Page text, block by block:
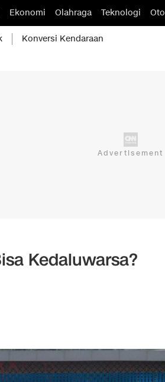
Ekonomi Olahraga Teknologi
Konversi Kendaraan
Kedaluwarsa?